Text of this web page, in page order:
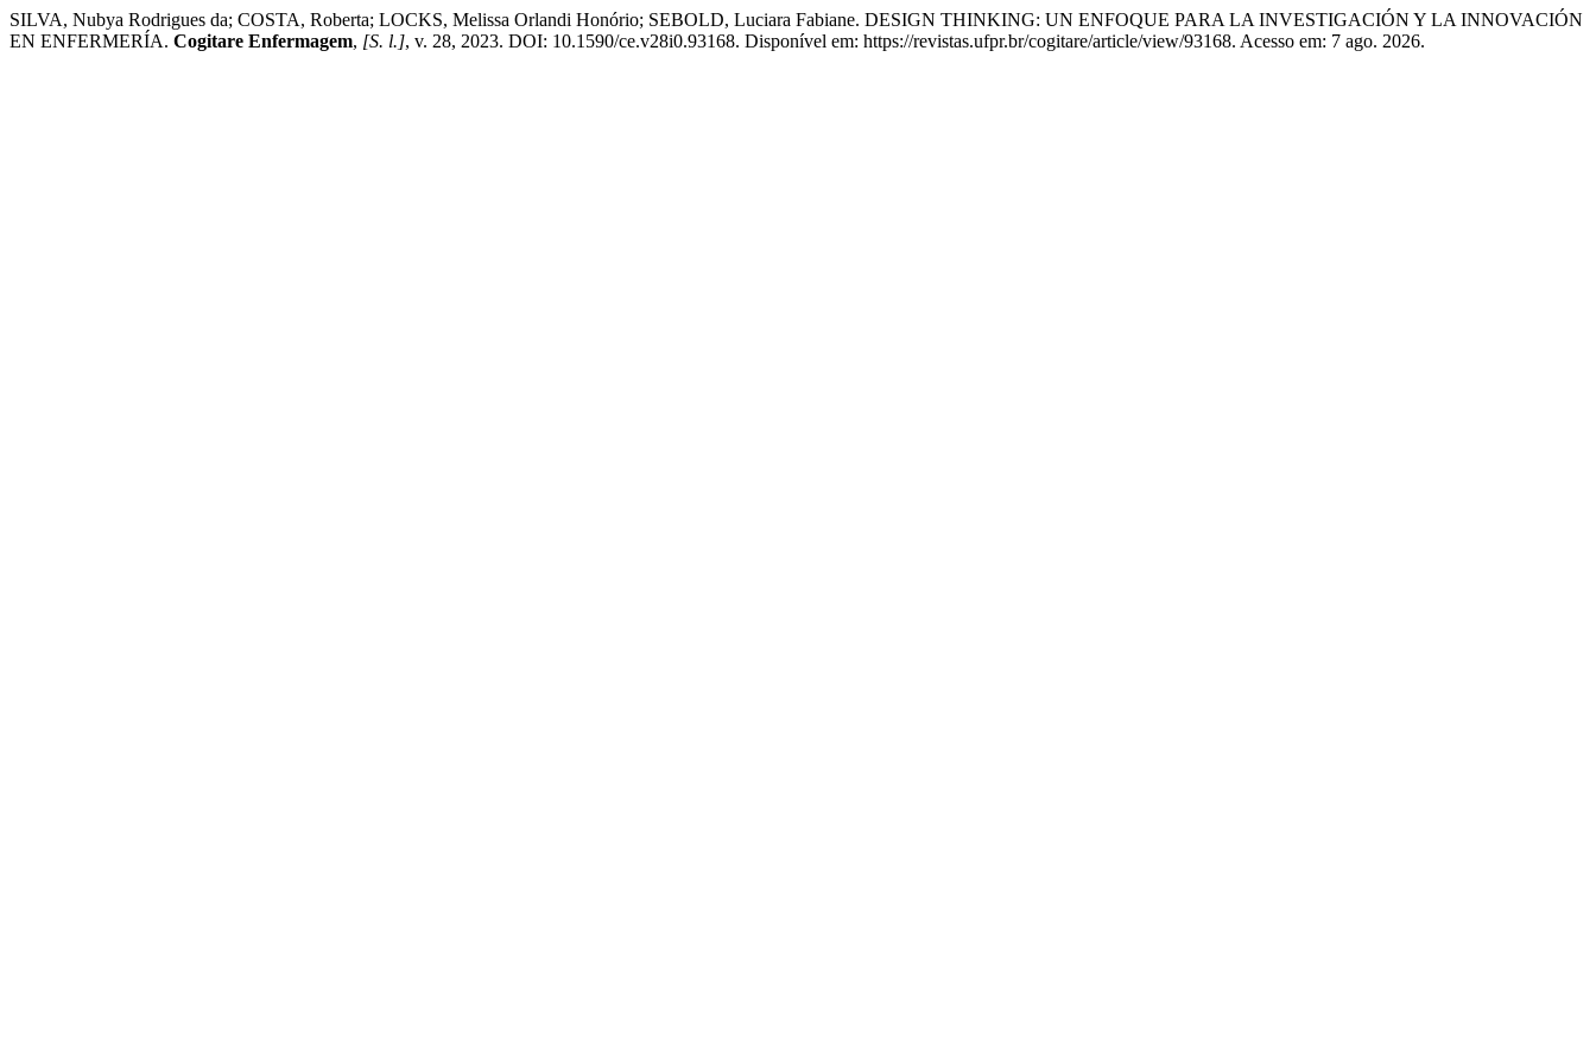
SILVA, Nubya Rodrigues da; COSTA, Roberta; LOCKS, Melissa Orlandi Honório; SEBOLD, Luciara Fabiane. DESIGN THINKING: UN ENFOQUE PARA LA INVESTIGACIÓN Y LA INNOVACIÓN
EN ENFERMERÍA. Cogitare Enfermagem, [S. l.], v. 28, 2023. DOI: 10.1590/ce.v28i0.93168. Disponível em: https://revistas.ufpr.br/cogitare/article/view/93168. Acesso em: 7 ago. 2026.